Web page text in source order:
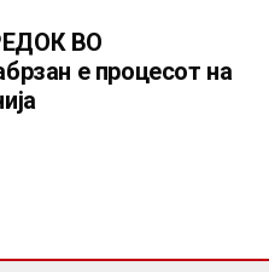
ВО
е процесот на